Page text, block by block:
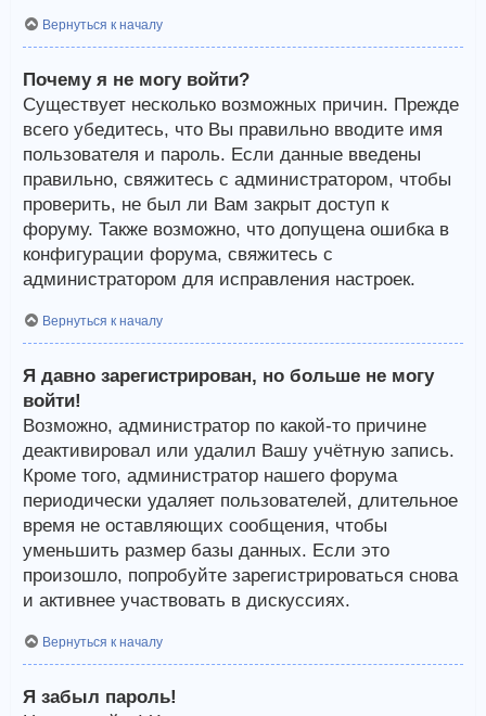
Вернуться к началу
Почему я не могу войти?
Существует несколько возможных причин. Прежде
всего убедитесь, что Вы правильно вводите имя
пользователя и пароль. Если данные введены
правильно, свяжитесь с администратором, чтобы
проверить, не был ли Вам закрыт доступ к
форуму. Также возможно, что допущена ошибка в
конфигурации форума, свяжитесь с
администратором для исправления настроек.
Вернуться к началу
Я давно зарегистрирован, но больше не могу
войти!
Возможно, администратор по какой-то причине
деактивировал или удалил Вашу учётную запись.
Кроме того, администратор нашего форума
периодически удаляет пользователей, длительное
время не оставляющих сообщения, чтобы
уменьшить размер базы данных. Если это
произошло, попробуйте зарегистрироваться снова
и активнее участвовать в дискуссиях.
Вернуться к началу
Я забыл пароль!